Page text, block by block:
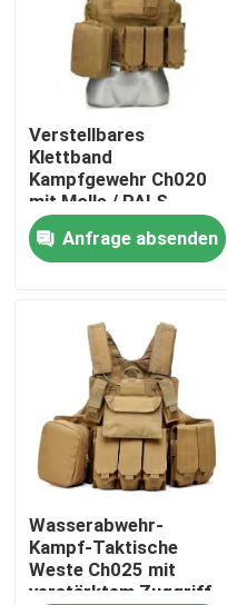
Produkte
Videos
Über uns
Werksbesichtigung
Neuigkeiten
Bitte um ein Angebot
Militärische taktische
Militärische taktische
Verstellbares
Klettband
Kampfgewehr Ch020
mit Molle / PALS
System
Anfrage absenden
Wasserabwehr-
Kampf-Taktische
Weste Ch025 mit
verstärktem Zuggriff